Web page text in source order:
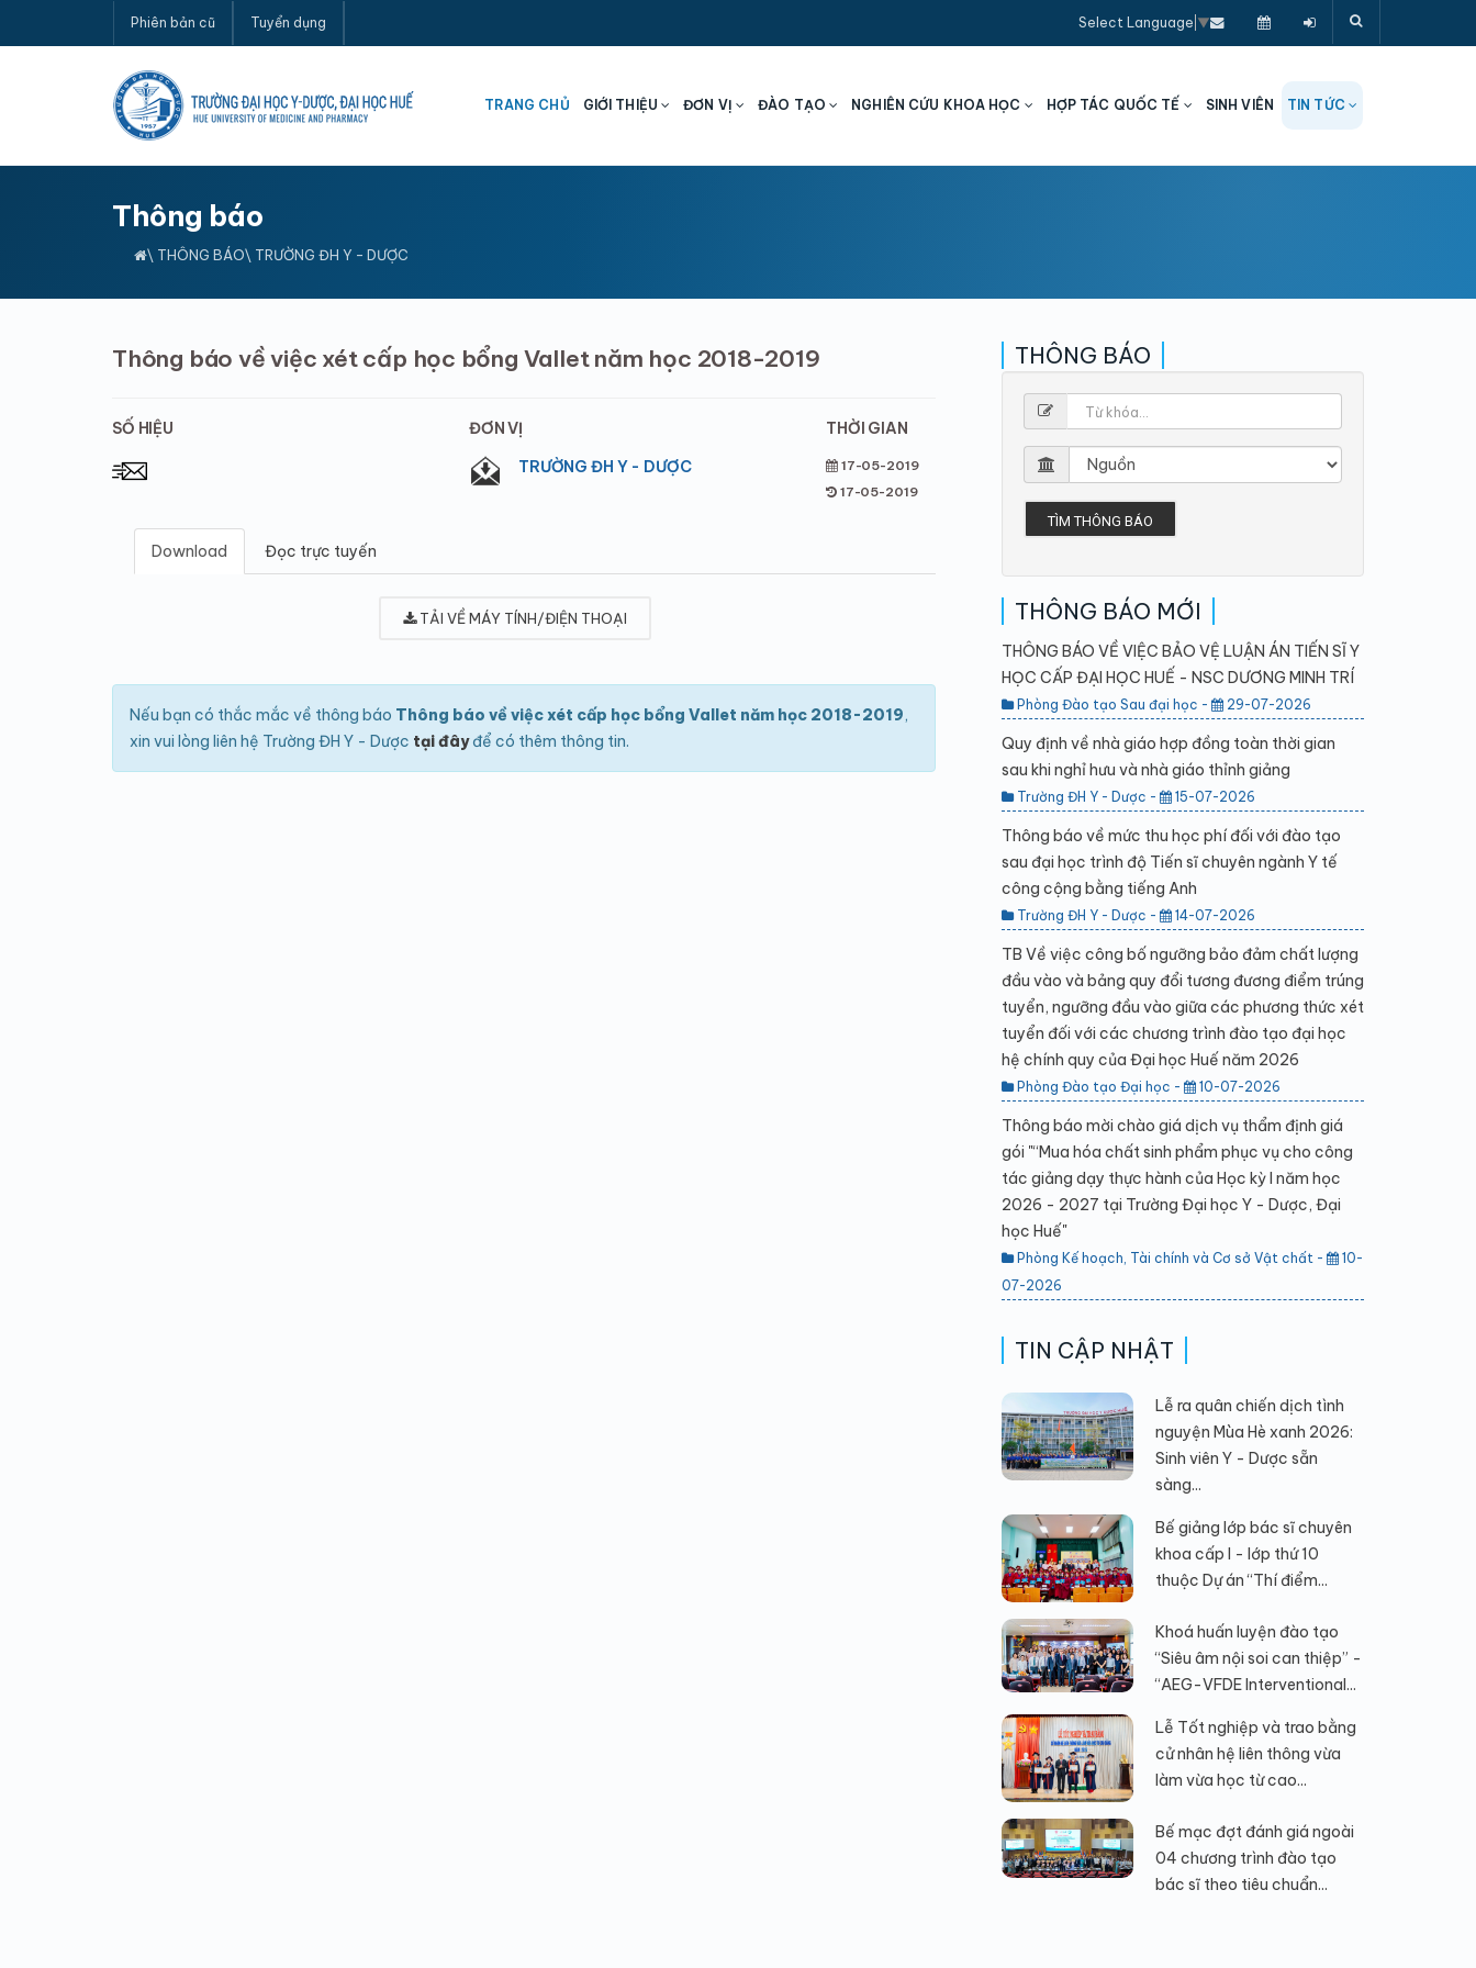
Phiên bản cũ Tuyển dụng Select Language ▼
TRANG CHỦ GIỚI THIỆU ĐƠN VỊ ĐÀO TẠO NGHIÊN CỨU KHOA HỌC HỢP TÁC QUỐC TẾ SINH VIÊN TIN TỨC
Thông báo
\ THÔNG BÁO\ TRƯỜNG ĐH Y - DƯỢC
Thông báo về việc xét cấp học bổng Vallet năm học 2018-2019
SỐ HIỆU
ĐƠN VỊ
TRƯỜNG ĐH Y - DƯỢC
THỜI GIAN
17-05-2019
17-05-2019
Download Đọc trực tuyến
TẢI VỀ MÁY TÍNH/ĐIỆN THOẠI
Nếu bạn có thắc mắc về thông báo Thông báo về việc xét cấp học bổng Vallet năm học 2018-2019,
xin vui lòng liên hệ Trường ĐH Y - Dược tại đâyđể có thêm thông tin.
THÔNG BÁO
TÌM THÔNG BÁO
THÔNG BÁO MỚI
THÔNG BÁO VỀ VIỆC BẢO VỆ LUẬN ÁN TIẾN SĨ Y
HỌC CẤP ĐẠI HỌC HUẾ - NSC DƯƠNG MINH TRÍ
Phòng Đào tạo Sau đại học - 29-07-2026
Quy định về nhà giáo hợp đồng toàn thời gian
sau khi nghỉ hưu và nhà giáo thỉnh giảng
Trường ĐH Y - Dược - 15-07-2026
Thông báo về mức thu học phí đối với đào tạo
sau đại học trình độ Tiến sĩ chuyên ngành Y tế
công cộng bằng tiếng Anh
Trường ĐH Y - Dược - 14-07-2026
TB Về việc công bố ngưỡng bảo đảm chất lượng
đầu vào và bảng quy đổi tương đương điểm trúng
tuyển, ngưỡng đầu vào giữa các phương thức xét
tuyển đối với các chương trình đào tạo đại học
hệ chính quy của Đại học Huế năm 2026
Phòng Đào tạo Đại học - 10-07-2026
Thông báo mời chào giá dịch vụ thẩm định giá
gói "“Mua hóa chất sinh phẩm phục vụ cho công
tác giảng dạy thực hành của Học kỳ I năm học
2026 - 2027 tại Trường Đại học Y - Dược, Đại
học Huế"
Phòng Kế hoạch, Tài chính và Cơ sở Vật chất -
10-
07-2026
TIN CẬP NHẬT
Lễ ra quân chiến dịch tình
nguyện Mùa Hè xanh 2026:
Sinh viên Y - Dược sẵn
sàng...
Bế giảng lớp bác sĩ chuyên
khoa cấp I - lớp thứ 10
thuộc Dự án “Thí điểm...
Khoá huấn luyện đào tạo
“Siêu âm nội soi can thiệp” -
“AEG-VFDE Interventional...
Lễ Tốt nghiệp và trao bằng
cử nhân hệ liên thông vừa
làm vừa học từ cao...
Bế mạc đợt đánh giá ngoài
04 chương trình đào tạo
bác sĩ theo tiêu chuẩn...